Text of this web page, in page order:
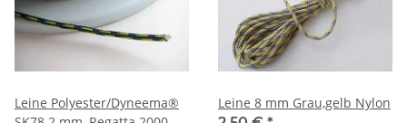
Leine Polyester/Dyneema®
Leine 8 mm Grau,gelb Nylon